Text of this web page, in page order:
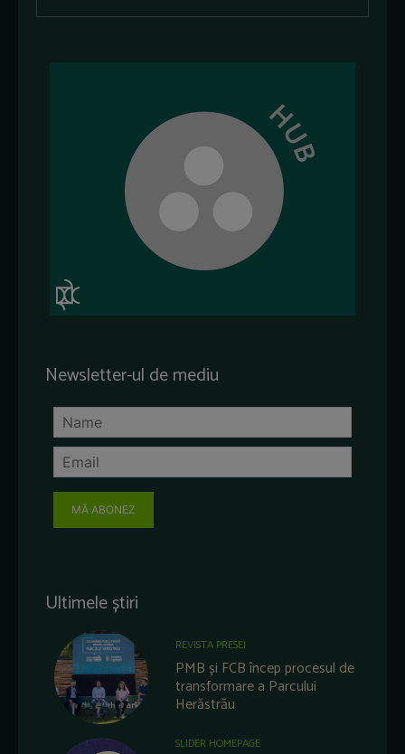
Newsletter-ul de mediu
MĂ ABONEZ
Ultimele știri
REVISTA PRESEI
PMB și FCB încep procesul de
transformare a Parcului
Herăstrău
SLIDER HOMEPAGE